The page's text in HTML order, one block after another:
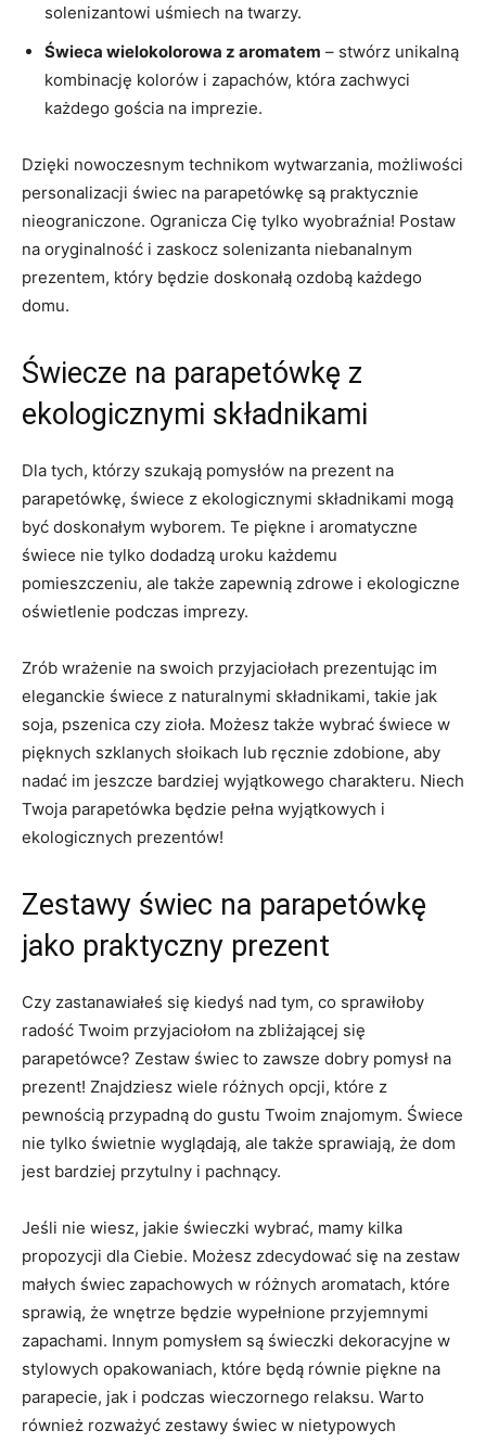
solenizantowi uśmiech na ‌twarzy.
Świeca wielokolorowa z aromatem – stwórz unikalną
kombinację kolorów i zapachów, która zachwyci
‍każdego gościa ‍na ​imprezie.
Dzięki nowoczesnym technikom wytwarzania, możliwości
personalizacji świec na ‌parapetówkę są⁤ praktycznie
nieograniczone. Ogranicza Cię⁣ tylko wyobraźnia! Postaw⁣
na oryginalność i zaskocz solenizanta niebanalnym
prezentem, który będzie⁢ doskonałą ozdobą każdego
domu.
Świecze ​na parapetówkę z
⁢ekologicznymi składnikami
Dla ⁣tych,⁢ którzy szukają pomysłów​ na prezent na
parapetówkę, świece z ⁤ekologicznymi składnikami ⁤mogą
być doskonałym wyborem. Te piękne i aromatyczne
‍świece ⁤nie tylko⁢ dodadzą uroku każdemu
⁤pomieszczeniu, ale także‌ zapewnią zdrowe i ‍ekologiczne
oświetlenie ⁢podczas imprezy.
Zrób wrażenie na swoich ‍przyjaciołach prezentując im
eleganckie świece z naturalnymi składnikami, takie jak
soja, pszenica czy zioła. Możesz ⁢także ​wybrać świece w
pięknych szklanych słoikach lub ⁤ręcznie zdobione, aby⁣
nadać im jeszcze bardziej wyjątkowego charakteru. Niech
Twoja⁢ parapetówka będzie pełna wyjątkowych i
⁤ekologicznych‍ prezentów!
Zestawy‍ świec na parapetówkę
jako praktyczny prezent
Czy zastanawiałeś się kiedyś⁣ nad tym, co sprawiłoby​
radość ‍Twoim przyjaciołom ‍na zbliżającej się‍
parapetówce? Zestaw świec ​to⁢ zawsze ​dobry pomysł na
prezent!⁢ Znajdziesz ‍wiele​ różnych opcji, które z
pewnością przypadną ​do gustu Twoim znajomym. ⁣Świece
⁢nie tylko ‍świetnie wyglądają, ale także ⁣sprawiają, że dom
jest ⁢bardziej przytulny i pachnący.
Jeśli nie wiesz, jakie świeczki wybrać, mamy ​kilka⁢
propozycji ⁤dla Ciebie. Możesz zdecydować się na zestaw
małych świec zapachowych w‌ różnych aromatach,‍ które
sprawią, że wnętrze będzie​ wypełnione przyjemnymi
zapachami. Innym pomysłem są ‍świeczki ‌dekoracyjne ​w
stylowych opakowaniach, które będą równie ⁣piękne na
parapecie,⁣ jak i ‌podczas wieczornego‌ relaksu. Warto‍
również ‌rozważyć zestawy świec w nietypowych